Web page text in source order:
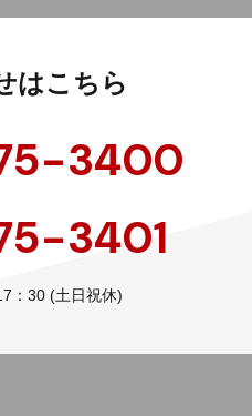
はこちら
3400
3401
：30 (土日祝休)